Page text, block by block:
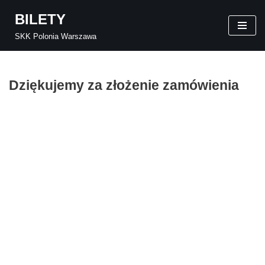
Przejdź
BILETY
SKK Polonia Warszawa
Dziękujemy za złożenie zamówienia